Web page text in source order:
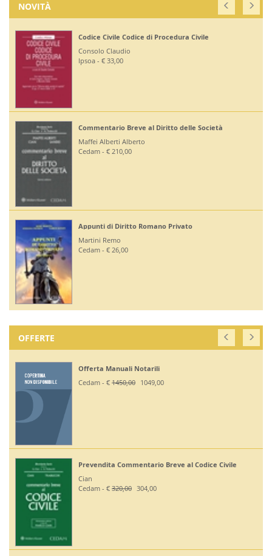
NOVITÀ
Codice Civile Codice di Procedura Civile
Consolo Claudio
Ipsoa - € 33,00
Commentario Breve al Diritto delle Società
Maffei Alberti Alberto
Cedam - € 210,00
Appunti di Diritto Romano Privato
Martini Remo
Cedam - € 26,00
OFFERTE
Offerta Manuali Notarili
Cedam - € 1450,00 1049,00
Prevendita Commentario Breve al Codice Civile
Cian
Cedam - € 320,00 304,00